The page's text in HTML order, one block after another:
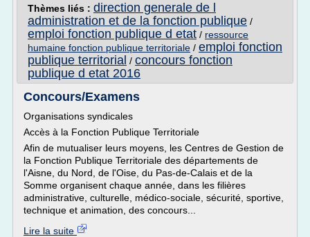
Thèmes liés : direction generale de l
administration et de la fonction publique /
emploi fonction publique d etat / ressource
humaine fonction publique territoriale / emploi fonction
publique territorial / concours fonction
publique d etat 2016
Concours/Examens
Organisations syndicales
Accès à la Fonction Publique Territoriale
Afin de mutualiser leurs moyens, les Centres de Gestion de
la Fonction Publique Territoriale des départements de
l'Aisne, du Nord, de l'Oise, du Pas-de-Calais et de la
Somme organisent chaque année, dans les filières
administrative, culturelle, médico-sociale, sécurité, sportive,
technique et animation, des concours...
Lire la suite